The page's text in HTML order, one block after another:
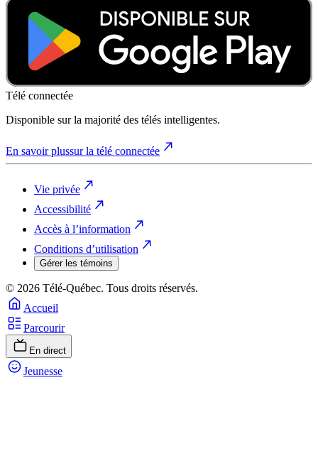
Télé connectée
Disponible sur la majorité des télés intelligentes.
En savoir plussur la télé connectée
Vie privée
Accessibilité
Accès à l’information
Conditions d’utilisation
Gérer les témoins
© 2026 Télé-Québec. Tous droits réservés.
Accueil
Parcourir
En direct
Jeunesse